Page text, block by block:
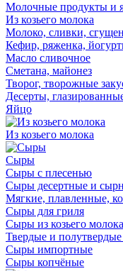
Молочные продукты и
Из козьего молока
Молоко, сливки,
Кефир, ряженка,
Масло сливочное
Сметана, майонез
Творог, творожные
Десерты,
Яйцо
Из козьего молока
Сыры
Сыры с плесенью
Сыры десертные и
Мягкие, плавленные,
Сыры для гриля
Сыры из козьего
Твердые и
Сыры импортные
Сыры копчёные